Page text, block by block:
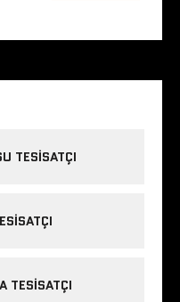
TESISATÇI
TESISATÇI